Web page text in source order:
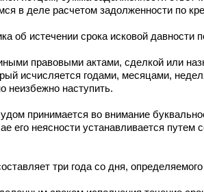
в деле расчетом задолженности по
об истечении срока исковой
правовыми актами, сделкой или
исчисляется годами, месяцами,
неизбежно наступить.
принимается во внимание
его неясности устанавливается путем
три года со дня,